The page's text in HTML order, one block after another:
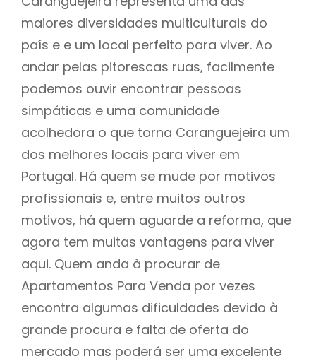
maiores diversidades multiculturais do
país e e um local perfeito para viver. Ao
andar pelas pitorescas ruas, facilmente
podemos ouvir encontrar pessoas
simpáticas e uma comunidade
acolhedora o que torna Caranguejeira um
dos melhores locais para viver em
Portugal. Há quem se mude por motivos
profissionais e, entre muitos outros
motivos, há quem aguarde a reforma, que
agora tem muitas vantagens para viver
aqui. Quem anda à procurar de
Apartamentos Para Venda por vezes
encontra algumas dificuldades devido à
grande procura e falta de oferta do
mercado mas poderá ser uma excelente